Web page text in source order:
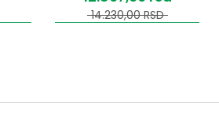
14.230,00 RSD